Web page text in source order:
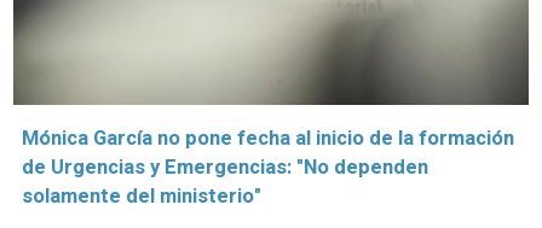
Mónica García no pone fecha al inicio de la formación
de Urgencias y Emergencias: "No dependen
solamente del ministerio"